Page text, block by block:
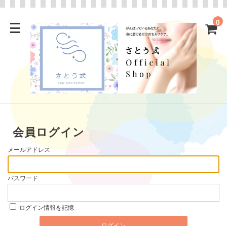
0
会員ログイン
メールアドレス
パスワード
ログイン情報を記憶